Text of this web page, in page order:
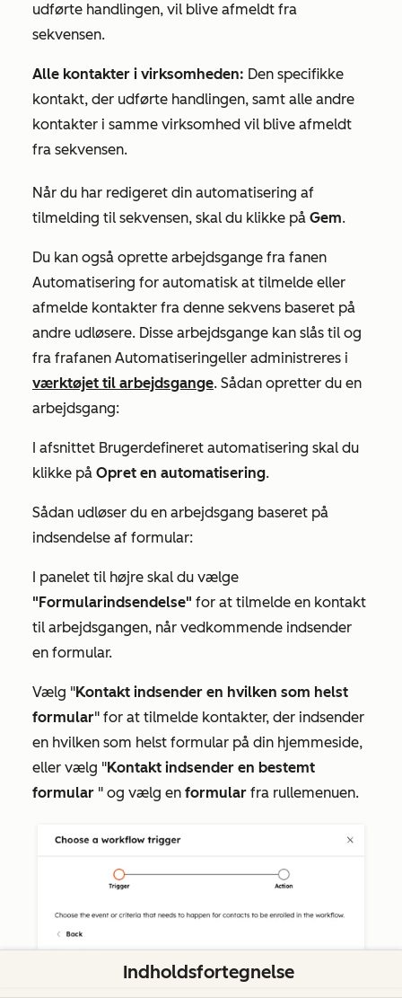
udførte handlingen, vil blive afmeldt fra
sekvensen.
Alle kontakter i virksomheden: Den specifikke
kontakt, der udførte handlingen, samt alle andre
kontakter i samme virksomhed vil blive afmeldt
fra sekvensen.
Når du har redigeret din automatisering af
tilmelding til sekvensen, skal du klikke på Gem.
Du kan også oprette arbejdsgange fra fanen
Automatisering for automatisk at tilmelde eller
afmelde kontakter fra denne sekvens baseret på
andre udløsere. Disse arbejdsgange kan slås til og
fra frafanen Automatiseringeller administreres i
værktøjet til arbejdsgange. Sådan opretter du en
arbejdsgang:
I afsnittet Brugerdefineret automatisering skal du
klikke på Opret en automatisering.
Sådan udløser du en arbejdsgang baseret på
indsendelse af formular:
I panelet til højre skal du vælge
"Formularindsendelse" for at tilmelde en kontakt
til arbejdsgangen, når vedkommende indsender
en formular.
Vælg "Kontakt indsender en hvilken som helst
formular" for at tilmelde kontakter, der indsender
en hvilken som helst formular på din hjemmeside,
eller vælg "Kontakt indsender en bestemt
formular " og vælg en formular fra rullemenuen.
Indholdsfortegnelse